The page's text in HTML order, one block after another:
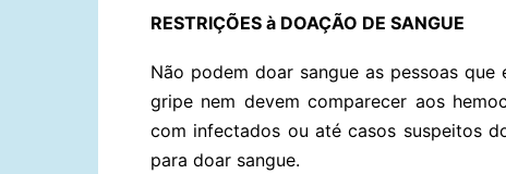
RESTRIÇÕES à DOAÇÃO DE SANGUE
Não podem doar sangue as pessoas
gripe nem devem comparecer aos
com infectados ou até casos suspeitos
para doar sangue.